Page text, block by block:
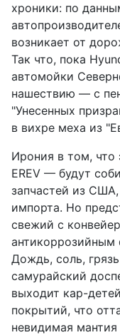
хроники: по
возникает от
Так что, пока
автомойки
нашествию — с
"Унесенных
в вихре меха из
Ирония в том,
EREV — будут
запчастей из
импорта. Но
свежий с
антикоррозийным
Дождь, соль,
самурайский
выходит кар-
покрытий, что
невидимая